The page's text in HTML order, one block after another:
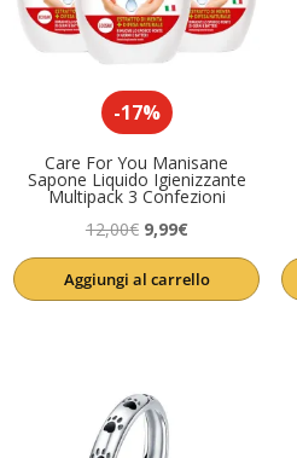
-17%
Care For You Manisane
Sapone Liquido Igienizzante
Multipack 3 Confezioni
12,00€ Il
prezzo
originale
9,99€Il
prezzo
attuale
Aggiungi al carrello